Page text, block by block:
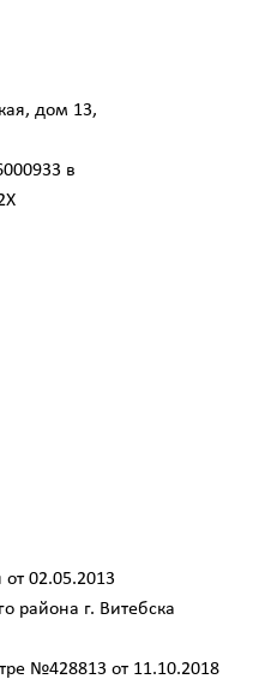
дом 13,
в
от 02.05.2013
района г. Витебска
№428813 от 11.10.2018